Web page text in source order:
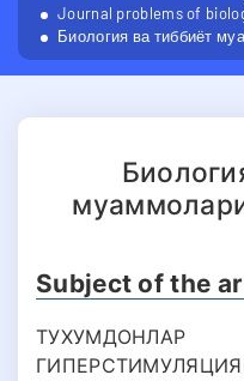
Journal problems of
Биология ва тиббиёт
Subject of the
ТУХУМДОНЛАР